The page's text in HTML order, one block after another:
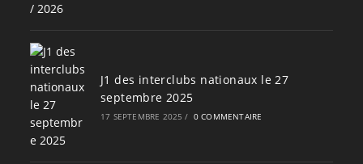
J1 des interclubs nationaux le 27
septembre 2025
17 SEPTEMBRE 2025 / 0 COMMENTAIRE